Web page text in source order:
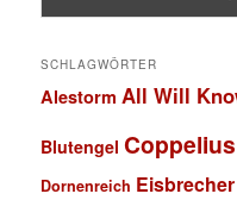
SCHLAGWÖRTER
Alestorm All Will
Blutengel Coppelius
Dornenreich Eisbrecher